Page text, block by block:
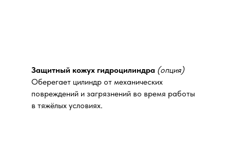
Защитный кожух гидроцилиндра (опция)
Оберегает цилиндр от механических
повреждений и загрязнений во время работы
в тяжёлых условиях.